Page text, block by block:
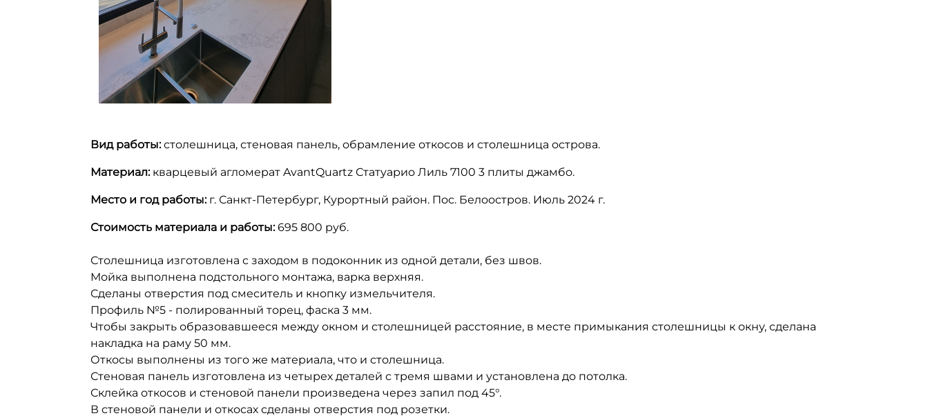
Вид работы:столешница, стеновая панель, обрамление откосов и столешница острова.
Материал:кварцевый агломерат AvantQuartz Статуарио Лиль 7100 3 плиты джамбо.
Место и год работы:г. Санкт-Петербург, Курортный район. Пос. Белоостров. Июль 2024 г.
Стоимость материала и работы:695 800 руб.
Столешница изготовлена с заходом в подоконник из одной детали, без швов.
Мойка выполнена подстольного монтажа, варка верхняя.
Сделаны отверстия под смеситель и кнопку измельчителя.
Профиль №5 - полированный торец, фаска 3 мм.
Чтобы закрыть образовавшееся между окном и столешницей расстояние, в месте примыкания столешницы к окну, сделана
накладка на раму 50 мм.
Откосы выполнены из того же материала, что и столешница.
Стеновая панель изготовлена из четырех деталей с тремя швами и установлена до потолка.
Склейка откосов и стеновой панели произведена через запил под 45°.
В стеновой панели и откосах сделаны отверстия под розетки.